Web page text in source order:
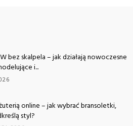
bez skalpela – jak działają nowoczesne
i...
online – jak wybrać bransoletki,
styl?